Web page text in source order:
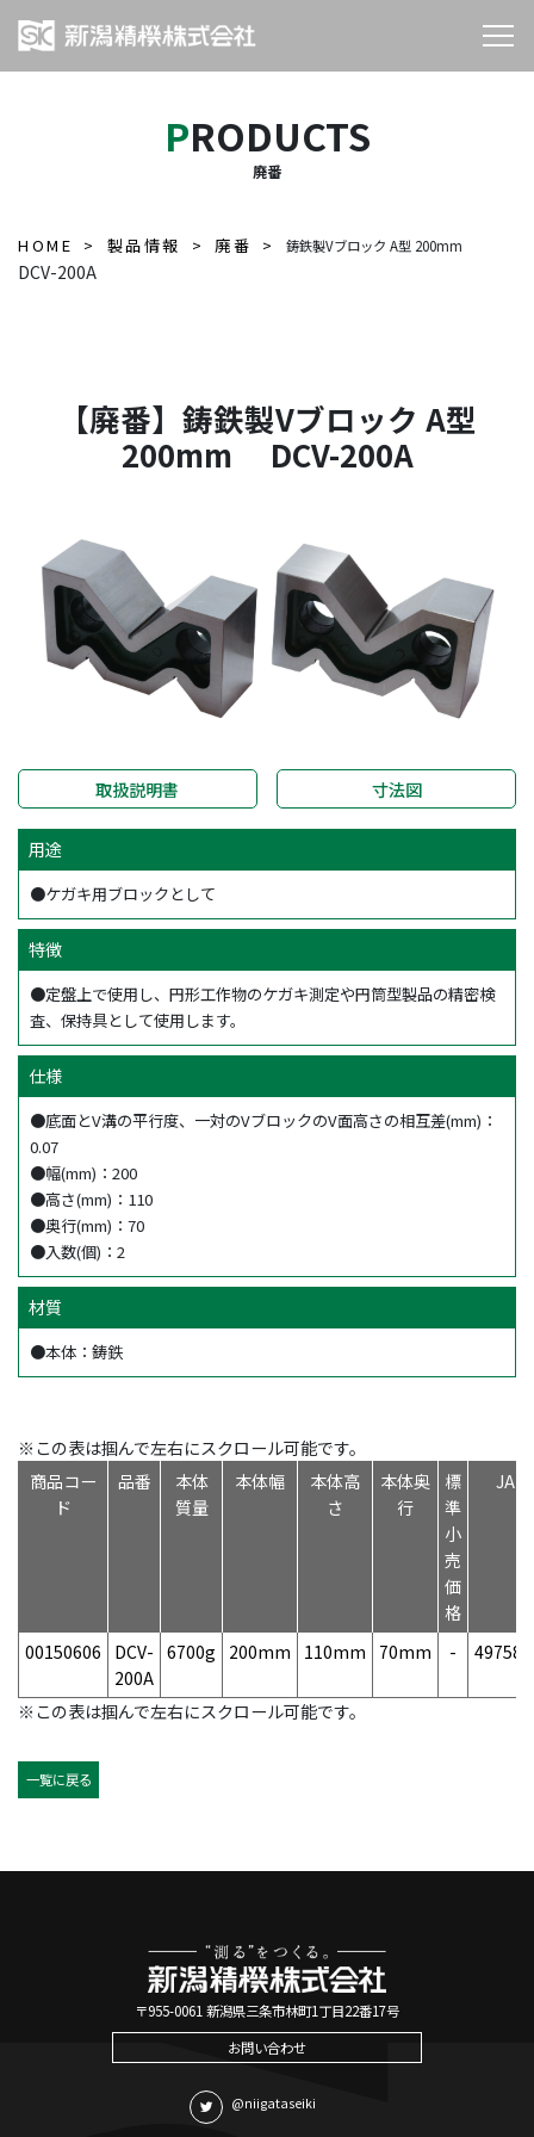
PRODUCTS
廃番
HOME 製品情報 廃番 鋳鉄製Vブロック A型 200mm
DCV-200A
【廃番】鋳鉄製Vブロック A型
200mm DCV-200A
取扱説明書 寸法図
用途
●ケガキ用ブロックとして
特徴
●定盤上で使用し、円形工作物のケガキ測定や円筒型製品の精密検
査、保持具として使用します。
仕様
●底面とV溝の平行度、一対のVブロックのV面高さの相互差(mm)：
0.07
●幅(mm)：200
●高さ(mm)：110
●奥行(mm)：70
●入数(個)：2
材質
●本体：鋳鉄
※この表は掴んで左右にスクロール可能です。
商品コー
ド
品番
本体
質量
本体幅
本体高
さ
本体奥
行
標
準
小
売
価
格
JAN
00150606
DCV-
200A
6700g 200mm 110mm 70mm -
※この表は掴んで左右にスクロール可能です。
一覧に戻る
〒955-0061 新潟県三条市林町1丁目22番17号
お問い合わせ
@niigataseiki